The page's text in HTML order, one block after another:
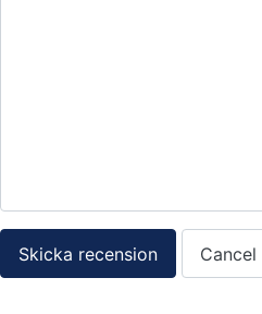
Skicka recension Cancel